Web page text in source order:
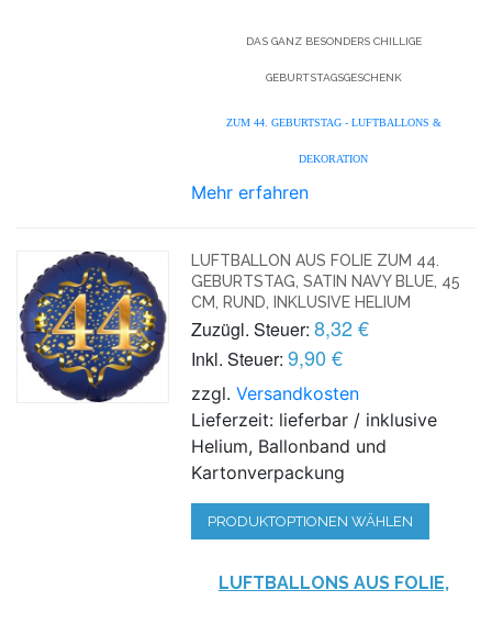
DAS GANZ BESONDERS CHILLIGE
GEBURTSTAGSGESCHENK
ZUM 44. GEBURTSTAG - LUFTBALLONS &
DEKORATION
Mehr erfahren
LUFTBALLON AUS FOLIE ZUM 44.
GEBURTSTAG, SATIN NAVY BLUE, 45
CM, RUND, INKLUSIVE HELIUM
Zuzügl. Steuer: 8,32 €
Inkl. Steuer: 9,90 €
zzgl.Versandkosten
Lieferzeit: lieferbar / inklusive
Helium, Ballonband und
Kartonverpackung
PRODUKTOPTIONEN WÄHLEN
LUFTBALLONS AUS FOLIE,